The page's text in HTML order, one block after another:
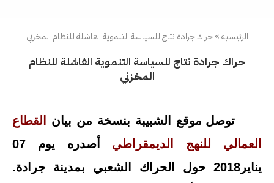
الرئيسية»حراك جرادة نتاج للسياسة التنموية الفاشلة للنظام المخزني
حراك جرادة نتاج للسياسة التنموية الفاشلة للنظام
المخزني
توصل موقع الشبيبة بنسخة من بيان
القطاع
العمالي للنهج الديمقراطي
أصدره يوم 07
يناير2018 حول الحراك الشعبي بمدينة جرادة.